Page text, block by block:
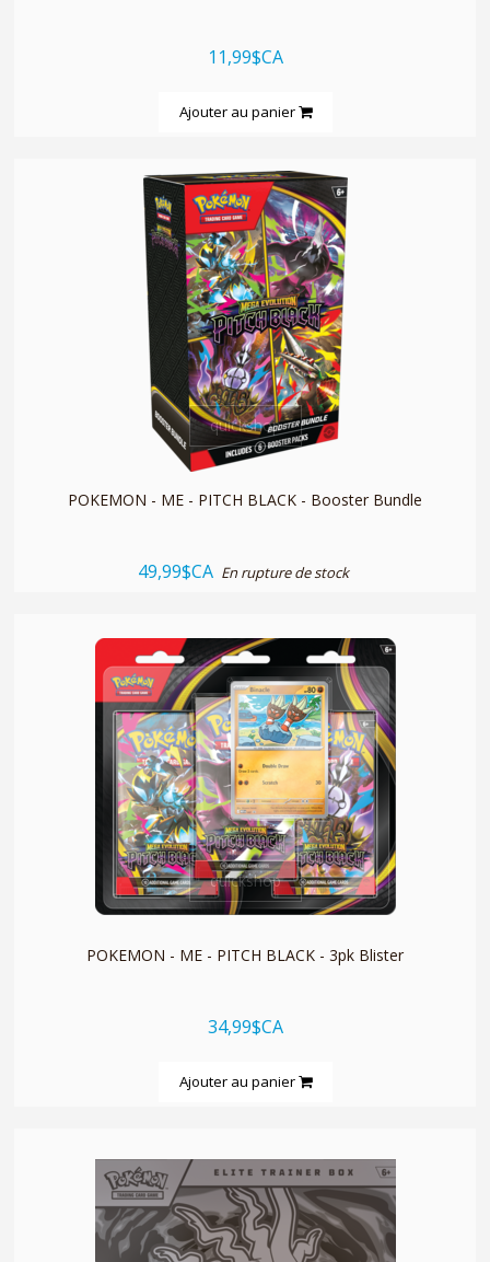
11,99$CA
Ajouter au panier
quickshop
POKEMON - ME - PITCH BLACK - Booster Bundle
49,99$CA En rupture de stock
quickshop
POKEMON - ME - PITCH BLACK - 3pk Blister
34,99$CA
Ajouter au panier